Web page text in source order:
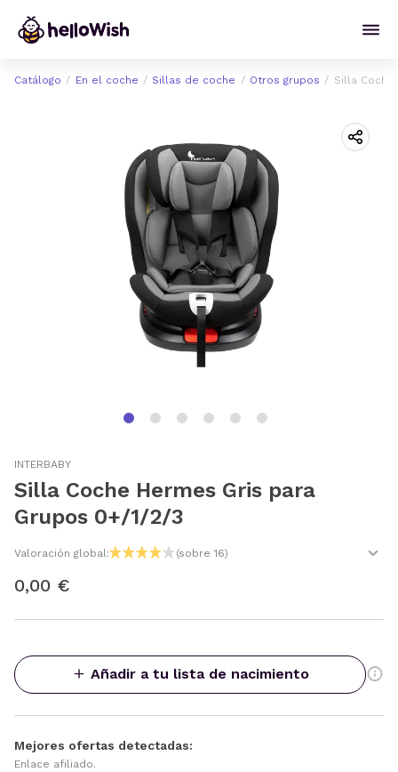
Catálogo En el coche Sillas de coche Otros grupos Silla
INTERBABY
Silla Coche Hermes Gris para
Grupos 0+/1/2/3
Valoración global: (sobre 16)
0,00 €
Añadir a tu lista de nacimiento
Mejores ofertas detectadas:
Enlace afiliado.